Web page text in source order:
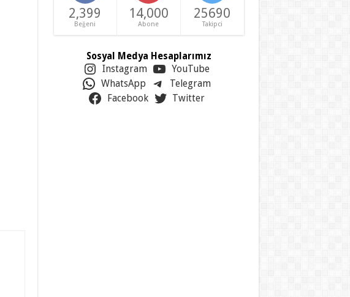
2,399
Beğeni
14,000
Abone
25690
Takipci
Sosyal Medya Hesaplarımız
Instagram
YouTube
WhatsApp
Telegram
Facebook
Twitter